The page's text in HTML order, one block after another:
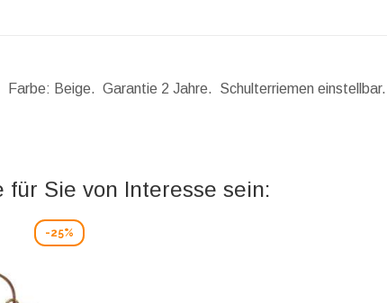
Beige. Garantie 2 Jahre. Schulterriemen einstellbar.
für Sie von Interesse sein:
-25%